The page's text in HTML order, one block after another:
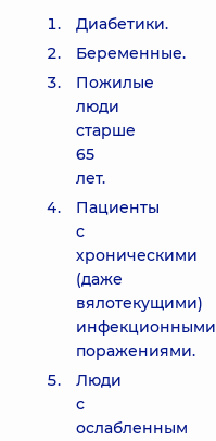
Диабетики.
Беременные.
Пожилые
люди
старше
65
лет.
Пациенты
с
хроническими
(даже
вялотекущими)
инфекционными
поражениями.
Люди
с
ослабленным